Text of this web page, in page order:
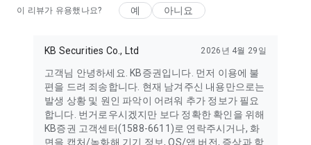
3. 주식 고수들의 종목을 확인할 수 있는 ‘고수의 선택주’와 데이
터분석 기반의 종목추천 서비스 '알고리즘추천주' 제공
결 내역의 상황별 등다양한 조건의 알림 서비스 제공.
6. 공인인증서가 필요 없는 M-able 자체 간편인증 서비스 제공
7. 가까운 친구, 지인, 가족들에게 주식을 선물할 수 있는 주식선
물하기 서비스 제공
이 리뷰가 유용했나요? 예 아니요
KB Securities Co., Ltd 2026년 4월 29일
고객님 안녕하세요. KB증권입니다. 먼저 이용에 불
편을 드려 죄송합니다. 현재 남겨주신 내용만으로는
발생 상황 및 원인 파악이 어려워 추가 정보가 필요
합니다. 번거로우시겠지만 보다 정확한 확인을 위해
KB증권 고객센터(1588-6611)로 연락주시거나, 화
면을 캡처/녹화해 기기 정보, OS/앱 버전, 증상과 함